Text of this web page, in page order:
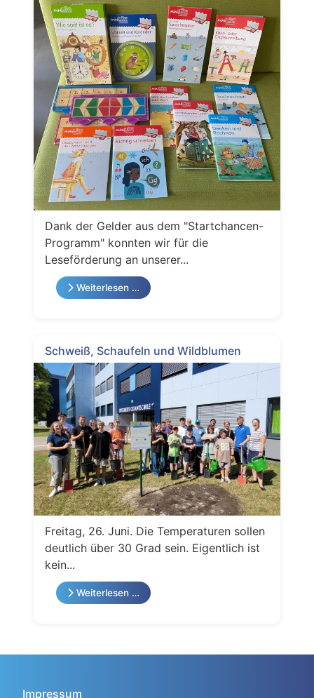
Dank der Gelder aus dem "Startchancen-
Programm" konnten wir für die
Leseförderung an unserer...
Weiterlesen …
Schweiß, Schaufeln und Wildblumen
Freitag, 26. Juni. Die Temperaturen sollen
deutlich über 30 Grad sein. Eigentlich ist
kein...
Weiterlesen …
Impressum